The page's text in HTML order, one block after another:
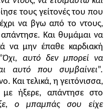
τους γείτονές τουπου
να βγω από το ντους,
πάντησε. Και θυμάμαι να
να μην έπαθε καρδιακή
Όχι, αυτό δεν μπορεί να
αυτό που συμβαίνει”.
. Και τελικά, η γειτόνισσα,
με ήξερε, απάντησε στο
, ο μπαμπάς σου είχε